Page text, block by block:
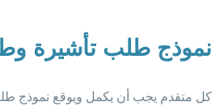
نموذج طلب تأشيرة
كل متقدم يجب أن يكمل ويوقع نموذج